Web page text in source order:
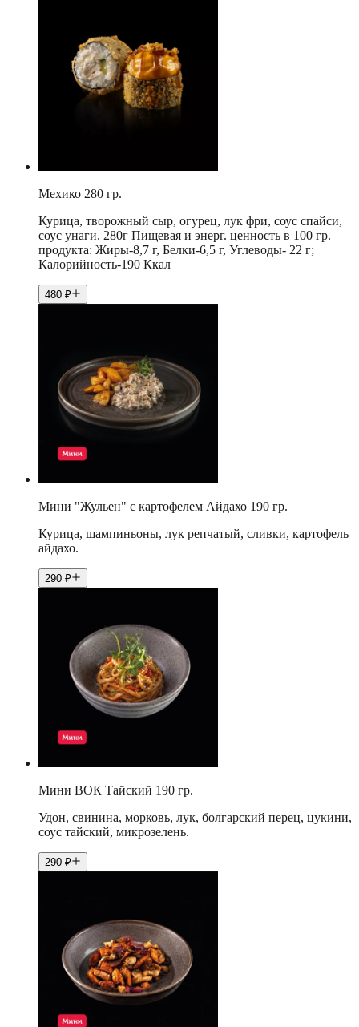
Мехико 280 гр.
Курица, творожный сыр, огурец, лук фри, соус спайси,
соус унаги. 280г Пищевая и энерг. ценность в 100 гр.
продукта: Жиры-8,7 г, Белки-6,5 г, Углеводы- 22 г;
Калорийность-190 Ккал
480 ₽
Мини "Жульен" с картофелем Айдахо 190 гр.
Курица, шампиньоны, лук репчатый, сливки, картофель
айдахо.
290 ₽
Мини ВОК Тайский 190 гр.
Удон, свинина, морковь, лук, болгарский перец, цукини,
соус тайский, микрозелень.
290 ₽